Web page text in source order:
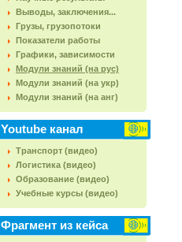
Выводы, заключения...
Грузы, грузопотоки
Показатели работы
Графики, зависимости
Модули знаний (на рус)
Модули знаний (на укр)
Модули знаний (на анг)
Youtube канал
Транспорт (видео)
Логистика (видео)
Образование (видео)
Учебные курсы (видео)
Фрагмент из кейса